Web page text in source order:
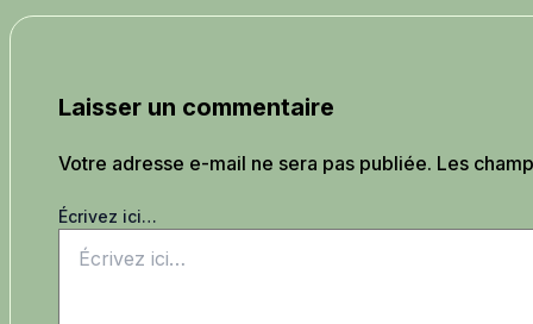
Laisser un commentaire
Votre adresse e-mail ne sera pas publiée. Les
Écrivez ici…